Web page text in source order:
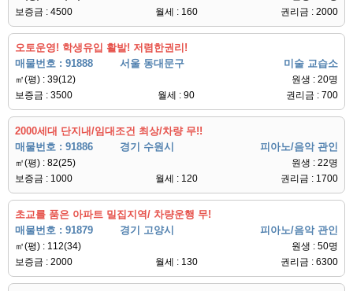
보증금 : 4500
월세 : 160 권리금 : 2000
오토운영! 학생유입 활발! 저렴한권리!
매물번호 : 91888
서울 동대문구 미술 교습소
㎡(평) : 39(12)
원생 : 20명
보증금 : 3500
월세 : 90 권리금 : 700
2000세대 단지내/임대조건 최상/차량 무!!
매물번호 : 91886
경기 수원시 피아노/음악 관인
㎡(평) : 82(25)
원생 : 22명
보증금 : 1000
월세 : 120 권리금 : 1700
초교를 품은 아파트 밀집지역/ 차량운행 무!
매물번호 : 91879
경기 고양시 피아노/음악 관인
㎡(평) : 112(34)
원생 : 50명
보증금 : 2000
월세 : 130 권리금 : 6300